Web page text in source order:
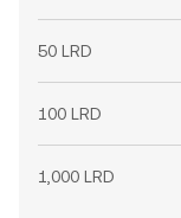
50 LRD
100 LRD
1,000 LRD